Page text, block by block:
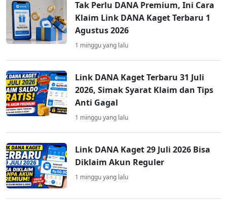
Tak Perlu DANA Premium, Ini Cara
Klaim Link DANA Kaget Terbaru 1
Agustus 2026
1 minggu yang lalu
Link DANA Kaget Terbaru 31 Juli
2026, Simak Syarat Klaim dan Tips
Anti Gagal
1 minggu yang lalu
Link DANA Kaget 29 Juli 2026 Bisa
Diklaim Akun Reguler
1 minggu yang lalu